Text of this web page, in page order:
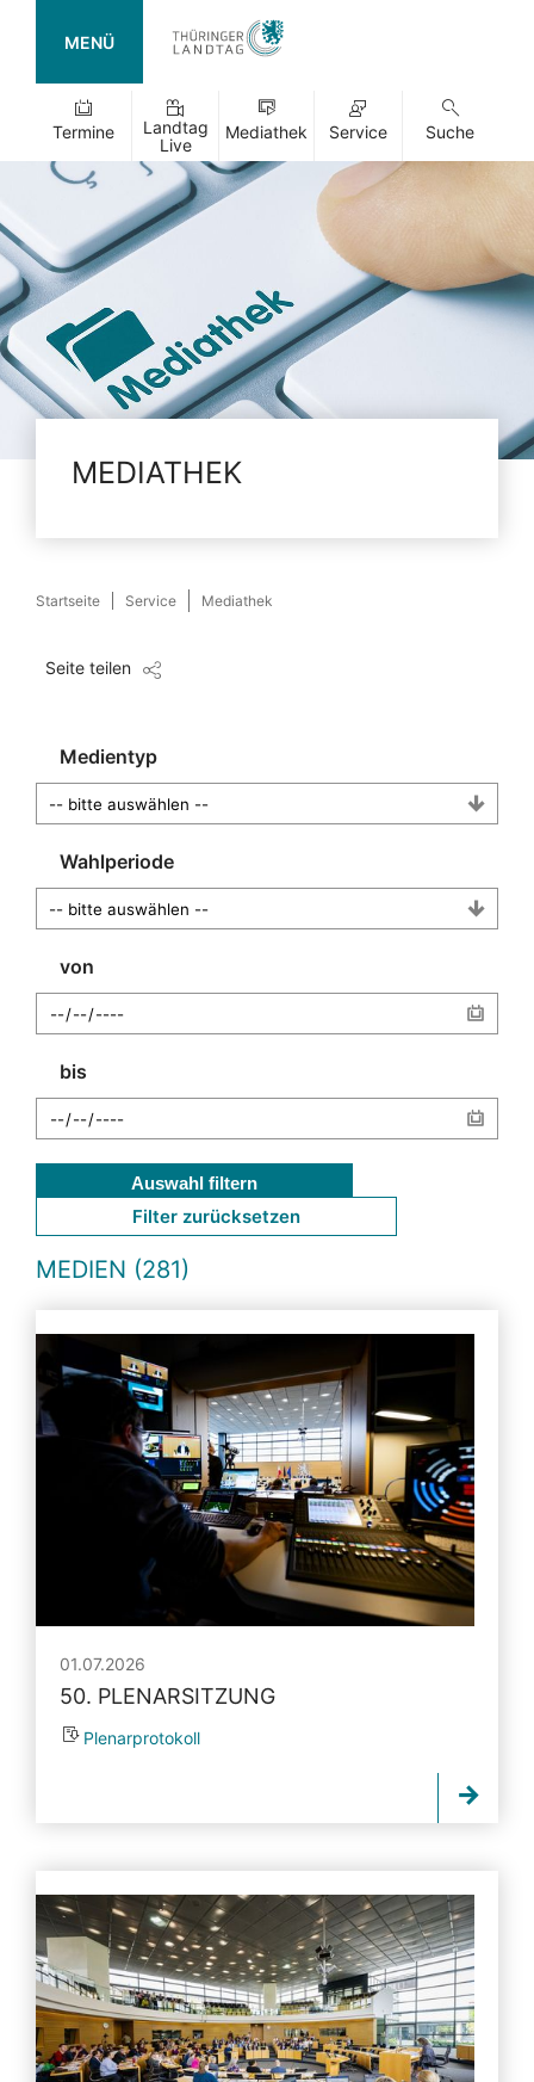
MENÜ
Termine
Landtag
Live
Mediathek Service Suche
MEDIATHEK
Startseite Service Mediathek
Seite teilen
Medientyp
Wahlperiode
von
bis
Auswahl filtern
Filter zurücksetzen
MEDIEN (281)
01.07.2026
50. PLENARSITZUNG
Plenarprotokoll